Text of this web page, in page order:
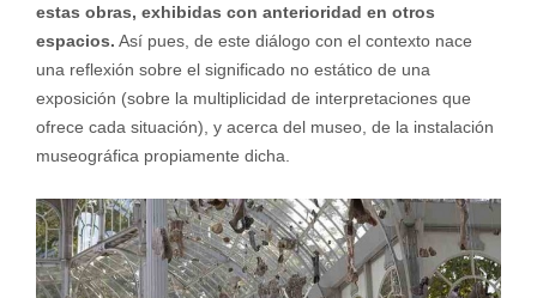
estas obras, exhibidas con anterioridad en otros
espacios. Así pues, de este diálogo con el contexto nace
una reflexión sobre el significado no estático de una
exposición (sobre la multiplicidad de interpretaciones que
ofrece cada situación), y acerca del museo, de la instalación
museográfica propiamente dicha.